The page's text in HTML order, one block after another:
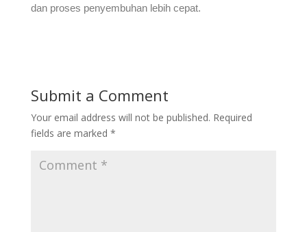
dan proses penyembuhan lebih cepat.
Submit a Comment
Your email address will not be published. Required
fields are marked *